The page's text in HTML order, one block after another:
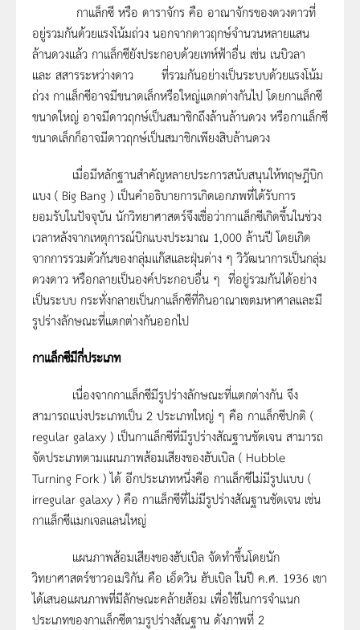
กาแล็กซี หรือ ดาราจักร คือ อาณาจักรของดวงดาวที่
อยู่รวมกันด้วยแรงโน้มถ่วง นอกจากดาวฤกษ์จำนวนหลายแสน
ล้านดวงแล้ว กาแล็กซียังประกอบด้วยเทห์ฟ้าอื่น เช่น เนบิวลา
และ สสารระหว่างดาว ที่รวมกันอย่างเป็นระบบด้วยแรงโน้ม
ถ่วง กาแล็กซีอาจมีขนาดเล็กหรือใหญ่แตกต่างกันไป โดยกาแล็กซี
ขนาดใหญ่ อาจมีดาวฤกษ์เป็นสมาชิกถึงล้านล้านดวง หรือกาแล็กซี
ขนาดเล็กก็อาจมีดาวฤกษ์เป็นสมาชิกเพียงสิบล้านดวง
เมื่อมีหลักฐานสำคัญหลายประการสนับสนุนให้ทฤษฎีบิก
แบง ( Big Bang ) เป็นคำอธิบายการเกิดเอกภพที่ได้รับการ
ยอมรับในปัจจุบัน นักวิทยาศาสตร์จึงเชื่อว่ากาแล็กซีเกิดขึ้นในช่วง
เวลาหลังจากเหตุการณ์บิกแบงประมาณ 1,000 ล้านปี โดยเกิด
จากการรวมตัวกันของกลุ่มแก๊สและฝุ่นต่าง ๆ วิวัฒนาการเป็นกลุ่ม
ดวงดาว หรือกลายเป็นองค์ประกอบอื่น ๆ ที่อยู่รวมกันได้อย่าง
เป็นระบบ กระทั่งกลายเป็นกาแล็กซีที่กินอาณาเขตมหาศาลและมี
รูปร่างลักษณะที่แตกต่างกันออกไป
กาแล็กซีมีกี่ประเภท
เนื่องจากกาแล็กซีมีรูปร่างลักษณะที่แตกต่างกัน จึง
สามารถแบ่งประเภทเป็น 2 ประเภทใหญ่ ๆ คือ กาแล็กซีปกติ (
regular galaxy ) เป็นกาแล็กซีที่มีรูปร่างสัณฐานชัดเจน สามารถ
จัดประเภทตามแผนภาพส้อมเสียงของฮับเบิล ( Hubble
Turning Fork ) ได้ อีกประเภทหนึ่งคือ กาแล็กซีไม่มีรูปแบบ (
irregular galaxy ) คือ กาแล็กซีที่ไม่มีรูปร่างสัณฐานชัดเจน เช่น
กาแล็กซีแมกเจลแลนใหญ่
แผนภาพส้อมเสียงของฮับเบิล จัดทำขึ้นโดยนัก
วิทยาศาสตร์ชาวอเมริกัน คือ เอ็ดวิน ฮับเบิล ในปี ค.ศ. 1936 เขา
ได้เสนอแผนภาพที่มีลักษณะคล้ายส้อม เพื่อใช้ในการจำแนก
ประเภทของกาแล็กซีตามรูปร่างสัณฐาน ดังภาพที่ 2